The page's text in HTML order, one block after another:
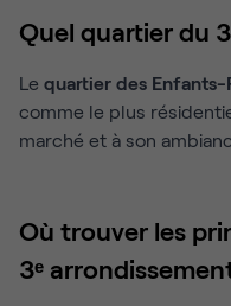
Quel quartier du
Le quartier des Enfants-
comme le plus
marché et à son
Où trouver les
3ᵉ